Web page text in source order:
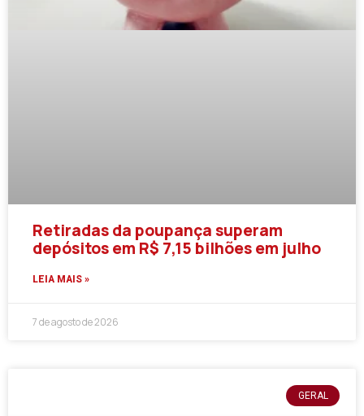
Retiradas da poupança superam
depósitos em R$ 7,15 bilhões em julho
LEIA MAIS »
7 de agosto de 2026
GERAL